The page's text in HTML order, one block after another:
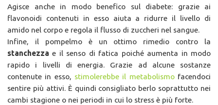
Agisce anche in modo benefico sul diabete: grazie ai
flavonoidi contenuti in esso aiuta a ridurre il livello di
amido nel corpo e regola il flusso di zuccheri nel sangue.
Infine, il pompelmo è un ottimo rimedio contro la
stanchezza e il senso di fatica poiché aumenta in modo
rapido i livelli di energia. Grazie ad alcune sostanze
contenute in esso, stimolerebbe il metabolismofacendoci
sentire più attivi. È quindi consigliato berlo soprattutto nei
cambi stagione o nei periodi in cui lo stress è più forte.